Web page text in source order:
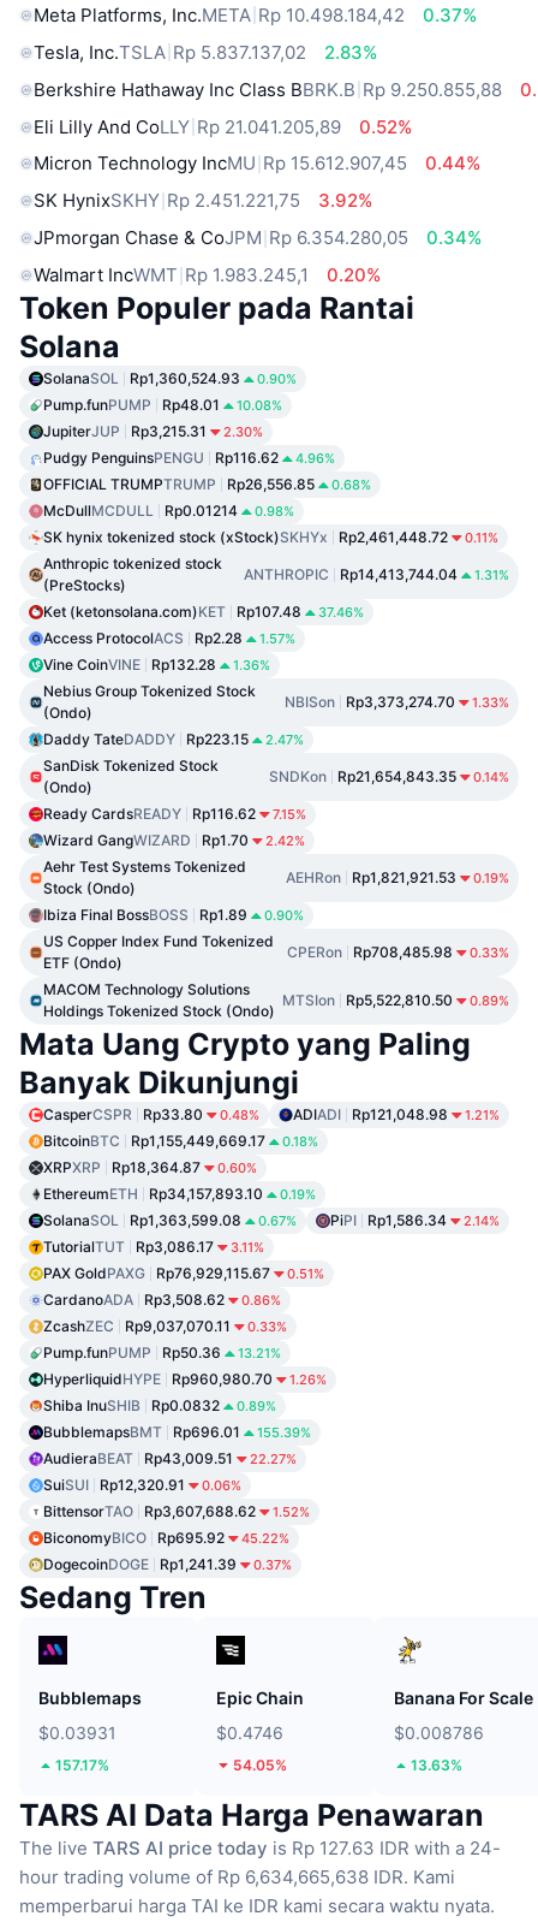
Meta Platforms, Inc.META Rp 10.498.184,42
0.37%
Tesla, Inc.TSLA Rp 5.837.137,02
2.83%
Berkshire Hathaway Inc Class BBRK.B Rp 9.250.855,88
Eli Lilly And CoLLY Rp 21.041.205,89
0.52%
Micron Technology IncMU Rp 15.612.907,45
0.44%
SK HynixSKHY Rp 2.451.221,75
3.92%
JPmorgan Chase & CoJPM Rp 6.354.280,05
0.34%
Walmart IncWMT Rp 1.983.245,1 0.20%
Token Populer pada Rantai
Solana
SolanaSOL Rp1,360,524.93 0.90%
Pump.funPUMP Rp48.01 10.08%
JupiterJUP Rp3,215.31 2.30%
Pudgy PenguinsPENGU Rp116.62 4.96%
OFFICIAL TRUMPTRUMP Rp26,556.85 0.68%
McDullMCDULL Rp0.01214 0.98%
SK hynix tokenized stock (xStock)SKHYx Rp2,461,448.72 0.11%
Anthropic tokenized stock
(PreStocks)
ANTHROPIC Rp14,413,744.04 1.31%
Ket (ketonsolana.com)KET Rp107.48 37.46%
Access ProtocolACS Rp2.28 1.57%
Vine CoinVINE Rp132.28 1.36%
Nebius Group Tokenized Stock
(Ondo)
NBISon Rp3,373,274.70 1.33%
Daddy TateDADDY Rp223.15 2.47%
SanDisk Tokenized Stock
(Ondo)
SNDKon Rp21,654,843.35 0.14%
Ready CardsREADY Rp116.62 7.15%
Wizard GangWIZARD Rp1.70 2.42%
Aehr Test Systems Tokenized
Stock (Ondo)
AEHRon Rp1,821,921.53 0.19%
Ibiza Final BossBOSS Rp1.89 0.90%
US Copper Index Fund Tokenized
ETF (Ondo)
CPERon Rp708,485.98 0.33%
MACOM Technology Solutions
Holdings Tokenized Stock (Ondo)
MTSIon Rp5,522,810.50 0.89%
Mata Uang Crypto yang Paling
Banyak Dikunjungi
CasperCSPR Rp33.80 0.48% ADIADI Rp121,048.98 1.21%
BitcoinBTC Rp1,155,449,669.17 0.18%
XRPXRP Rp18,364.87 0.60%
EthereumETH Rp34,157,893.10 0.19%
SolanaSOL Rp1,363,599.08 0.67% PiPI Rp1,586.34 2.14%
TutorialTUT Rp3,086.17 3.11%
PAX GoldPAXG Rp76,929,115.67 0.51%
CardanoADA Rp3,508.62 0.86%
ZcashZEC Rp9,037,070.11 0.33%
Pump.funPUMP Rp50.36 13.21%
HyperliquidHYPE Rp960,980.70 1.26%
Shiba InuSHIB Rp0.0832 0.89%
BubblemapsBMT Rp696.01 155.39%
AudieraBEAT Rp43,009.51 22.27%
SuiSUI Rp12,320.91 0.06%
BittensorTAO Rp3,607,688.62 1.52%
BiconomyBICO Rp695.92 45.22%
DogecoinDOGE Rp1,241.39 0.37%
Sedang Tren
Bubblemaps
$0.03931
157.17%
Epic Chain
$0.4746
54.05%
Banana For Scale
$0.008786
13.63%
TARS AI Data Harga Penawaran
The live TARS AI price today is Rp 127.63 IDR with a 24-
hour trading volume of Rp 6,634,665,638 IDR. Kami
memperbarui harga TAI ke IDR kami secara waktu nyata.